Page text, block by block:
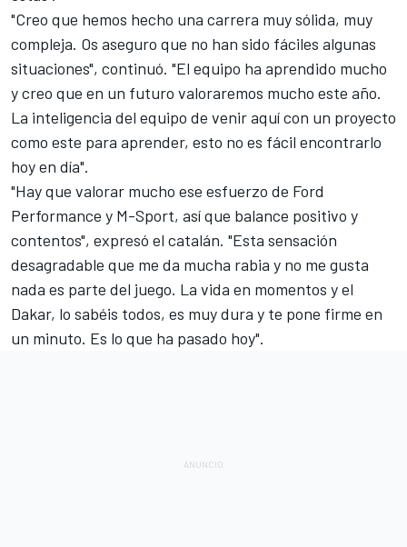
"Creo que hemos hecho una carrera muy sólida, muy
compleja. Os aseguro que no han sido fáciles algunas
situaciones", continuó. "El equipo ha aprendido mucho
y creo que en un futuro valoraremos mucho este año.
La inteligencia del equipo de venir aquí con un proyecto
como este para aprender, esto no es fácil encontrarlo
hoy en día".
"Hay que valorar mucho ese esfuerzo de Ford
Performance y M-Sport, así que balance positivo y
contentos", expresó el catalán. "Esta sensación
desagradable que me da mucha rabia y no me gusta
nada es parte del juego. La vida en momentos y el
Dakar, lo sabéis todos, es muy dura y te pone firme en
un minuto. Es lo que ha pasado hoy".